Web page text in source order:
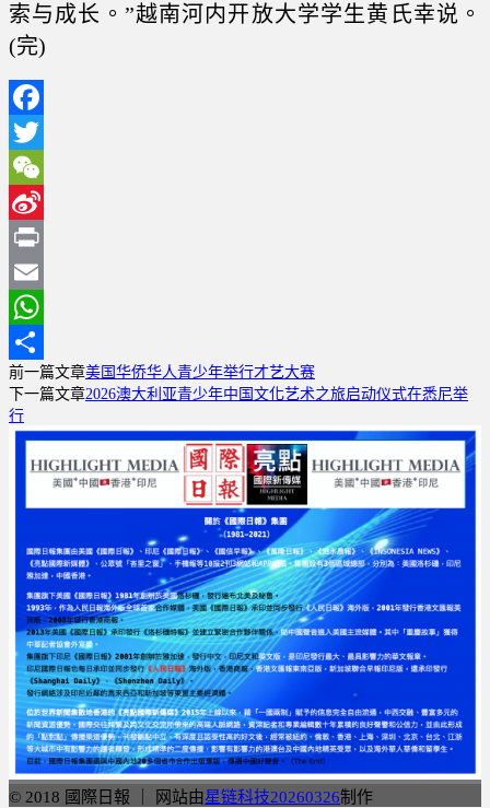
索与成长。”越南河内开放大学学生黄氏幸说。
(完)
Facebook
Twitter
WeChat
Sina
Weibo
Print
Email
WhatsApp
分
享
前一篇文章美国华侨华人青少年举行才艺大赛
下一篇文章2026澳大利亚青少年中国文化艺术之旅启动仪式在悉尼举
行
© 2018 國際日報 ｜ 网站由星链科技20260326制作